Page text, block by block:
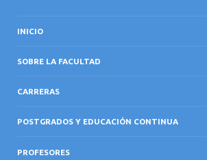
INICIO
SOBRE LA FACULTAD
CARRERAS
POSTGRADOS Y EDUCACIÓN CONTINUA
PROFESORES